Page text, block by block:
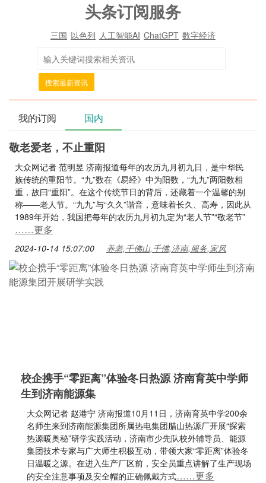
头条订阅服务
三国 以色列 人工智能AI ChatGPT 数字经济
搜索最新资讯
我的订阅 国内
敬老爱老，不止重阳
大众网记者 范明昱 济南报道每年的农历九月初九日，是中华民
族传统的重阳节。“九”数在《易经》中为阳数，“九九”两阳数相
重，故曰“重阳”。在这个传统节日的背后，还藏着一个温馨的别
称——老人节。“九九”与“久久”谐音，意味着长久、高寿，因此从
1989年开始，我国把每年的农历九月初九定为“老人节”“敬老节”
……更多
2024-10-14 15:07:00 养老,千佛山,千佛,济南,服务,家风
校企携手“零距离”体验冬日热源 济南育英中学师
生到济南能源集
大众网记者 赵港宁 济南报道10月11日，济南育英中学200余
名师生来到济南能源集团所属热电集团腊山热源厂开展“探索
热源暖奥秘”研学实践活动，济南市少先队校外辅导员、能源
集团技术专家与广大师生积极互动，带领大家“零距离”体验冬
日温暖之源。在进入生产厂区前，安全员重点讲解了生产现场
的安全注意事项及安全帽的正确佩戴方式……更多